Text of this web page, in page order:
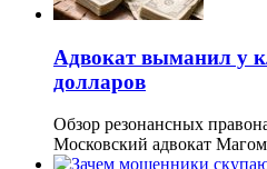
Адвокат выманил у
долларов
Обзор резонансных
Московский адвокат